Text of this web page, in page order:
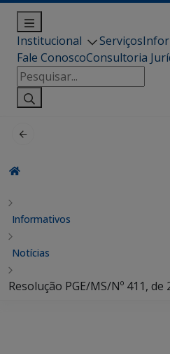
Institucional Serviços
Fale ConoscoConsultoria
Pesquisar
por:
Informativos
Notícias
Resolução PGE/MS/Nº 411, de